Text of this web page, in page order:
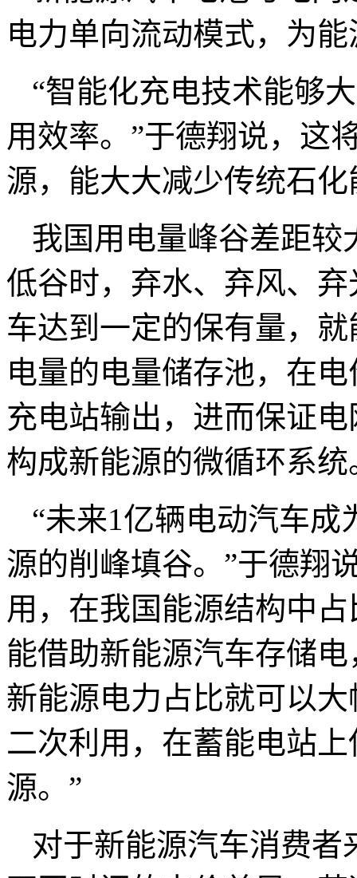
电力单向流动模式，为
“智能化充电技术能够
用效率。”于德翔说，这
源，能大大减少传统石
我国用电量峰谷差距较
低谷时，弃水、弃风、
车达到一定的保有量，
电量的电量储存池，在
充电站输出，进而保证
构成新能源的微循环系统
“未来1亿辆电动汽车
源的削峰填谷。”于德翔
用，在我国能源结构中
能借助新能源汽车存储
新能源电力占比就可以
二次利用，在蓄能电站
源。”
对于新能源汽车消费